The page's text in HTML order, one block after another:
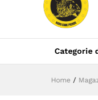
Categorie
Home /